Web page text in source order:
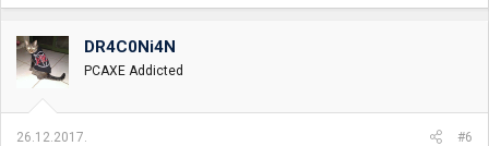
DR4C0Ni4N
PCAXE Addicted
26.12.2017. #6